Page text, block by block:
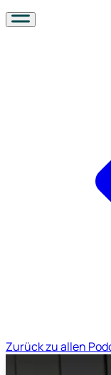
Zurück zu allen